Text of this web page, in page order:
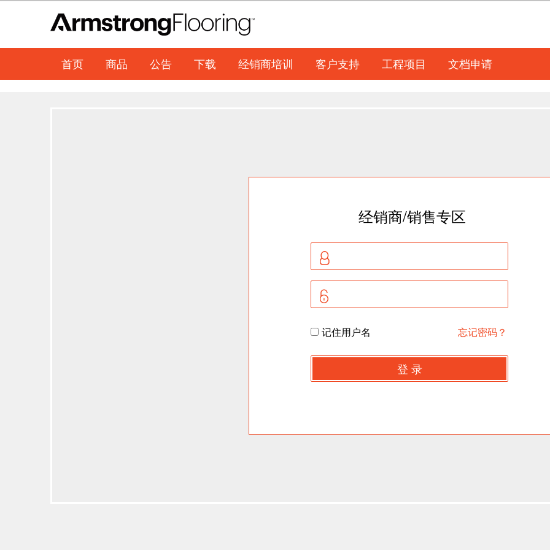
首页 商品 公告 下载 经销商培训 客户支持 工程项目 文档申请
经销商/销售专区
记住用户名 忘记密码？